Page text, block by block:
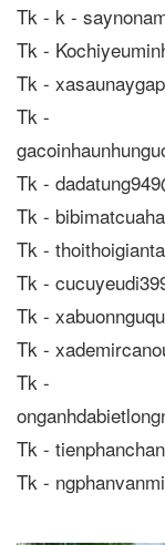
Tk - k -
Tk -
Tk -
Tk -
Tk -
Tk -
Tk -
Tk -
Tk -
Tk -
Tk -
Tk -
Tk -